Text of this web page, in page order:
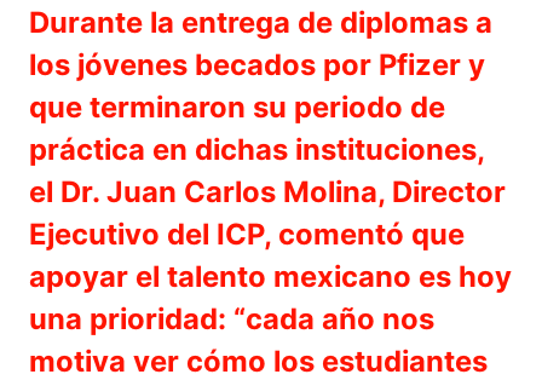
Durante la entrega de diplomas a
los jóvenes becados por Pfizer y
que terminaron su periodo de
práctica en dichas instituciones,
el Dr. Juan Carlos Molina, Director
Ejecutivo del ICP, comentó que
apoyar el talento mexicano es hoy
una prioridad: “cada año nos
motiva ver cómo los estudiantes